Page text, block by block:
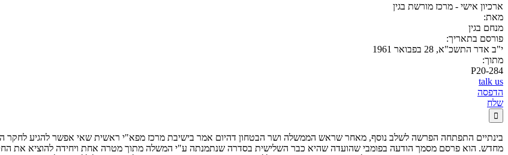
ארכיון אישי - מרכז מורשת בגין
מאת:
מנחם בגין
פורסם בתאריך:
י"ב אדר התשכ"א, 28 בפבואר 1961
מתוך:
P20-284
talk us
הדפסה
שלח

בינתיים התפתחה הפרשה לשלב נוסף, מאחר שראש הממשלה ושר הבטחון דהיום אמר בישיבת מרכז מפא"י ראשית שאי אפשר להגיע לחקר
מחדש. הוא פרסם מסמך הודעה בפומבי שהועדה שהיא כבר השלישית בסדרה שנתמנתה ע"י המשלה מתוך מטרה אחת ויחידה להוציא את